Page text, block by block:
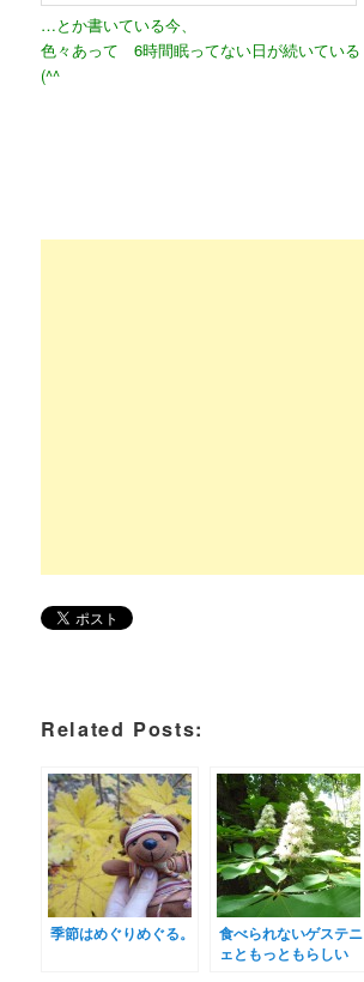
…とか書いている今、
色々あって 6時間眠ってない日が続いている
(^^ゞ
Related Posts:
季節はめぐりめぐる。
食べられないゲステニ
ェともっともらしい